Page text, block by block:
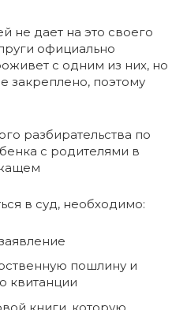
не дает на это своего
официально
с одним из них, но
закреплено, поэтому
разбирательства по
с родителями в
в суд, необходимо:
пошлину и
квитанции